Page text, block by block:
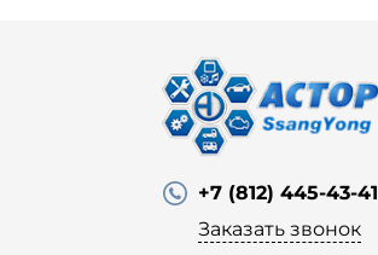
+7 (812) 445-43-41
Заказать звонок